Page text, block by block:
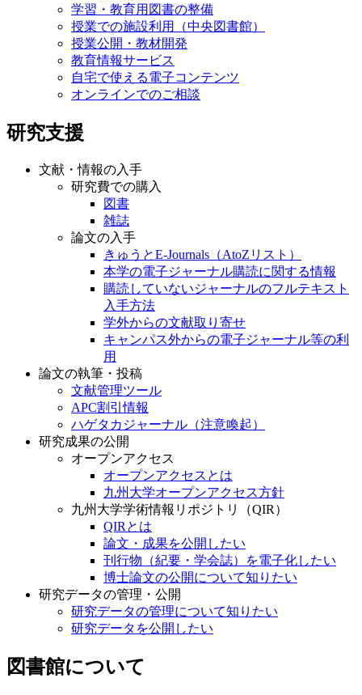
学習・教育用図書の整備
授業での施設利用（中央図書館）
授業公開・教材開発
教育情報サービス
自宅で使える電子コンテンツ
オンラインでのご相談
研究支援
文献・情報の入手
研究費での購入
図書
雑誌
論文の入手
きゅうとE-Journals（AtoZリスト）
本学の電子ジャーナル購読に関する情報
購読していないジャーナルのフルテキスト
入手方法
学外からの文献取り寄せ
キャンパス外からの電子ジャーナル等の利
用
論文の執筆・投稿
文献管理ツール
APC割引情報
ハゲタカジャーナル（注意喚起）
研究成果の公開
オープンアクセス
オープンアクセスとは
九州大学オープンアクセス方針
九州大学学術情報リポジトリ（QIR）
QIRとは
論文・成果を公開したい
刊行物（紀要・学会誌）を電子化したい
博士論文の公開について知りたい
研究データの管理・公開
研究データの管理について知りたい
研究データを公開したい
図書館について